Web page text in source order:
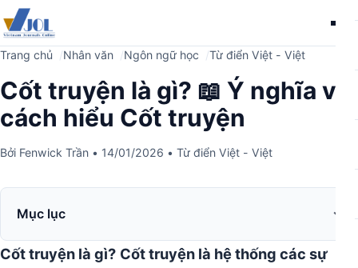
Trang chủ Nhân văn Ngôn ngữ học Từ điển Việt - Việt
Cốt truyện là gì? 📖 Ý nghĩa và
cách hiểu Cốt truyện
Bởi Fenwick Trần • 14/01/2026 • Từ điển Việt - Việt
Mục lục
Cốt truyện là gì? Cốt truyện là hệ thống các sự